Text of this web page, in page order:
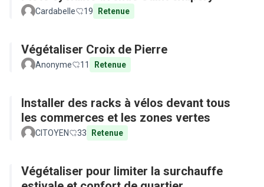
Cardabelle 19 Retenue
Végétaliser Croix de Pierre
Anonyme 11 Retenue
Installer des racks à vélos devant tous
les commerces et les zones vertes
CITOYEN 33 Retenue
Végétaliser pour limiter la surchauffe